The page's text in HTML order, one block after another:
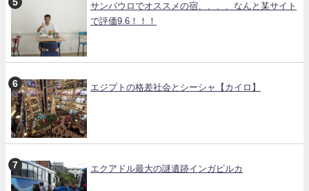
サンパウロでオススメの宿、、、、なんと某サイト
で評価9.6！！！
エジプトの格差社会とシーシャ【カイロ】
エクアドル最大の謎遺跡インガピルカ